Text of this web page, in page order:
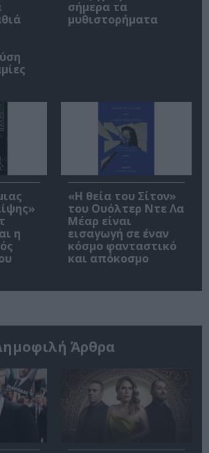
σήμερα τα
μυθιστορήματα
η
«Η θεία του Σίτον»
του Ουόλτερ Ντε Λα
Μέαρ είναι
εισαγωγή σε έναν
κόσμο φανταστικό
και απόκοσμο
Άρθρα